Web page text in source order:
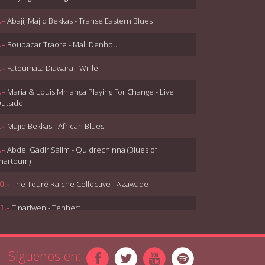
Abaji, Majid Bekkas - Transe Eastern Blues
Boubacar Traore - Mali Denhou
Fatoumata Diawara - Wilile
Maria & Louis Mhlanga Playing For Change - Live
Majid Bekkas - African Blues
Abdel Gadir Salim - Quidrechinna (Blues of
The Touré Raiche Collective - Azawade
Tinariwen - Tenhert
Oumou Sangaré - Mogoya
13.-Ballakésissoko & Toumanidiabate - Salaman
Síguenos en: